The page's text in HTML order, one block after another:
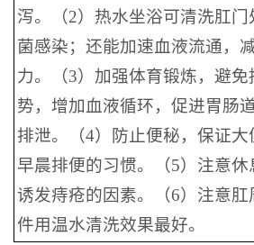
泻。（2）热水坐浴可清洗肛门
菌感染；还能加速血液流通，
力。（3）加强体育锻炼，避
势，增加血液循环，促进胃肠
排泄。（4）防止便秘，保证大
早晨排便的习惯。（5）注意
诱发痔疮的因素。（6）注意
件用温水清洗效果最好。